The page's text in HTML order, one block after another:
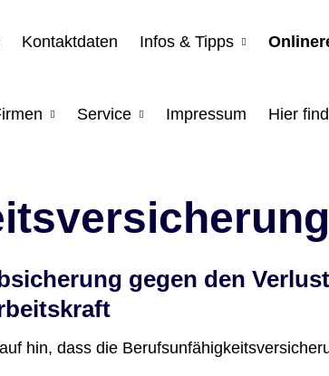
Kontaktdaten Infos & Tipps
Service Impressum Hier
gegen den
hin, dass die